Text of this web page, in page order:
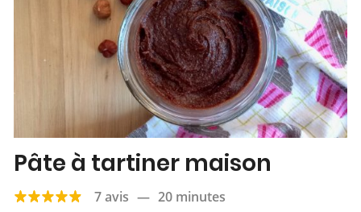
Pâte à tartiner maison
7 avis — 20 minutes